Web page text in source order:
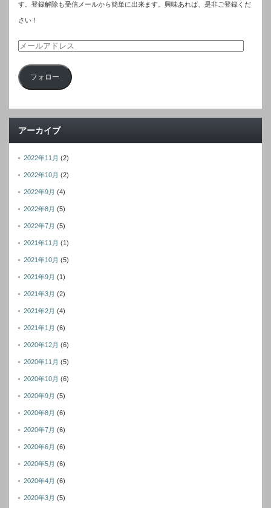
す。登録解除も受信メールから簡単に出来ます。興味あれば、是非ご登録くだ
さい！
メ
ル
ド
フォロー
アーカイブ
2022年11月 (2)
2022年10月 (2)
2022年9月 (4)
2022年8月 (5)
2022年7月 (5)
2021年11月 (1)
2021年10月 (5)
2021年9月 (1)
2021年3月 (2)
2021年2月 (4)
2021年1月 (6)
2020年12月 (6)
2020年11月 (5)
2020年10月 (6)
2020年9月 (5)
2020年8月 (6)
2020年7月 (6)
2020年6月 (6)
2020年5月 (6)
2020年4月 (6)
2020年3月 (5)